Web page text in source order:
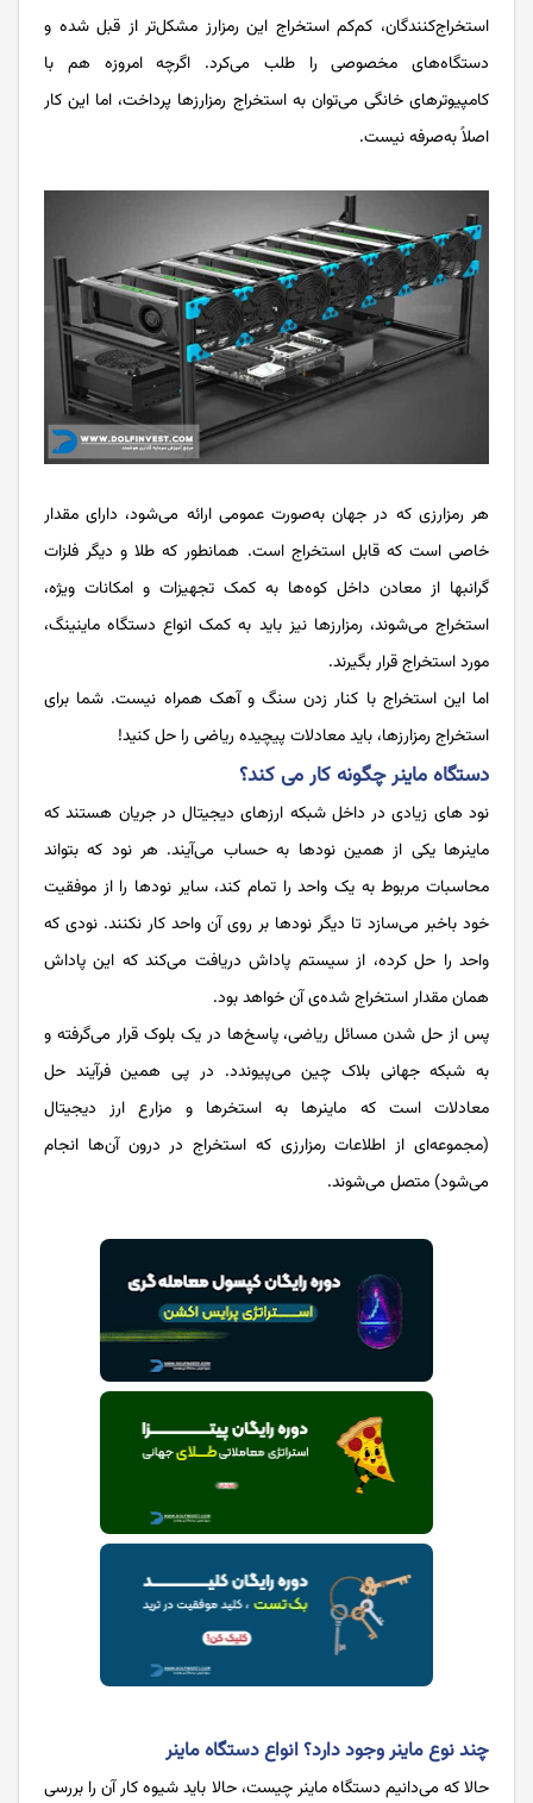
استخراج‌کنندگان، کم‌کم استخراج این رمزارز مشکل‌تر از قبل شده و
دستگاه‌های مخصوصی را طلب می‌کرد. اگرچه امروزه هم با
کامپیوترهای خانگی می‌توان به استخراج رمزارزها پرداخت، اما این کار
اصلاً به‌صرفه نیست.
هر رمزارزی که در جهان به‌صورت عمومی ارائه می‌شود، دارای مقدار
خاصی است که قابل استخراج است. همانطور که طلا و دیگر فلزات
گرانبها از معادن داخل کوه‌ها به کمک تجهیزات و امکانات ویژه،
استخراج می‌شوند، رمزارزها نیز باید به کمک انواع دستگاه ماینینگ،
مورد استخراج قرار بگیرند.
اما این استخراج با کنار زدن سنگ و آهک همراه نیست. شما برای
استخراج رمزارزها، باید معادلات پیچیده ریاضی را حل کنید!
دستگاه ماینر چگونه کار می کند؟
نود های زیادی در داخل شبکه ارزهای دیجیتال در جریان هستند که
ماینرها یکی از همین نودها به حساب می‌آیند. هر نود که بتواند
محاسبات مربوط به یک واحد را تمام کند، سایر نودها را از موفقیت
خود باخبر می‌سازد تا دیگر نودها بر روی آن واحد کار نکنند. نودی که
واحد را حل کرده، از سیستم پاداش دریافت می‌کند که این پاداش
همان مقدار استخراج شده‌ی آن خواهد بود.
پس از حل شدن مسائل ریاضی، پاسخ‌ها در یک بلوک قرار می‌گرفته و
به شبکه جهانی بلاک چین می‌پیوندد. در پی همین فرآیند حل
معادلات است که ماینرها به استخرها و مزارع ارز دیجیتال
(مجموعه‌ای از اطلاعات رمزارزی که استخراج در درون آن‌ها انجام
می‌شود) متصل می‌شوند.
چند نوع ماینر وجود دارد؟ انواع دستگاه ماینر
حالا که می‌دانیم دستگاه ماینر چیست، حالا باید شیوه کار آن را بررسی